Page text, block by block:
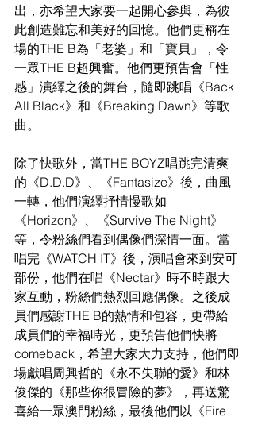
出，亦希望大家要一起開心參與，為彼
此創造難忘和美好的回憶。他們更稱在
場的THE B為「老婆」和「寶貝」，令
一眾THE B超興奮。他們更預告會「性
感」演繹之後的舞台，隨即跳唱《Back
All Black》和《Breaking Dawn》等歌
曲。
除了快歌外，當THE BOYZ唱跳完清爽
的《D.D.D》、《Fantasize》後，曲風
一轉，他們演繹抒情慢歌如
《Horizon》、《Survive The Night》
等，令粉絲們看到偶像們深情一面。當
唱完《WATCH IT》後，演唱會來到安可
部份，他們在唱《Nectar》時不時跟大
家互動，粉絲們熱烈回應偶像。之後成
員們感謝THE B的熱情和包容，更帶給
成員們的幸福時光，更預告他們快將
comeback，希望大家大力支持，他們即
場獻唱周興哲的《永不失聯的愛》和林
俊傑的《那些你很冒險的夢》，再送驚
喜給一眾澳門粉絲，最後他們以《Fire